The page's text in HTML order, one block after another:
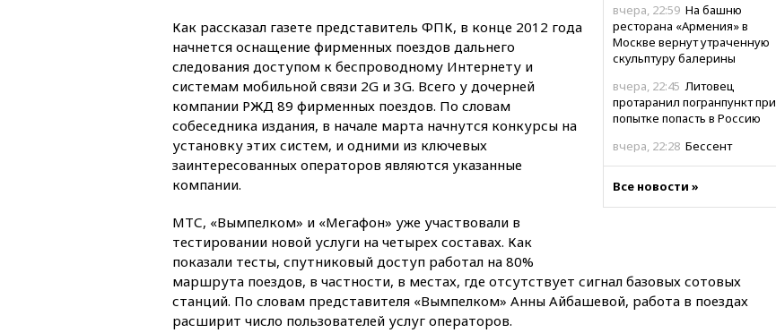
вчера, 22:59 На башню
ресторана «Армения» в
Москве вернут утраченную
скульптуру балерины
вчера, 22:45 Литовец
протаранил погранпункт при
попытке попасть в Россию
вчера, 22:28 Бессент
огня США и Ирана
вчера, 22:00 Путин поручил
выделить средства на новые
РЛС для Белгородской
Все новости »
Как рассказал газете представитель ФПК, в конце 2012 года
начнется оснащение фирменных поездов дальнего
следования доступом к беспроводному Интернету и
системам мобильной связи 2G и 3G. Всего у дочерней
компании РЖД 89 фирменных поездов. По словам
собеседника издания, в начале марта начнутся конкурсы на
установку этих систем, и одними из ключевых
заинтересованных операторов являются указанные
компании.
МТС, «Вымпелком» и «Мегафон» уже участвовали в
тестировании новой услуги на четырех составах. Как
показали тесты, спутниковый доступ работал на 80%
маршрута поездов, в частности, в местах, где отсутствует сигнал базовых сотовых
станций. По словам представителя «Вымпелком» Анны Айбашевой, работа в поездах
расширит число пользователей услуг операторов.